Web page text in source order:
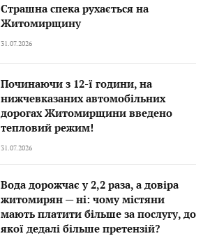
Страшна спека рухається на
Житомирщину
31.07.2026
Починаючи з 12-ї години, на
нижчевказаних автомобільних
дорогах Житомирщини введено
тепловий режим!
31.07.2026
Вода дорожчає у 2,2 раза, а довіра
житомирян — ні: чому містяни
мають платити більше за послугу, до
якої дедалі більше претензій?